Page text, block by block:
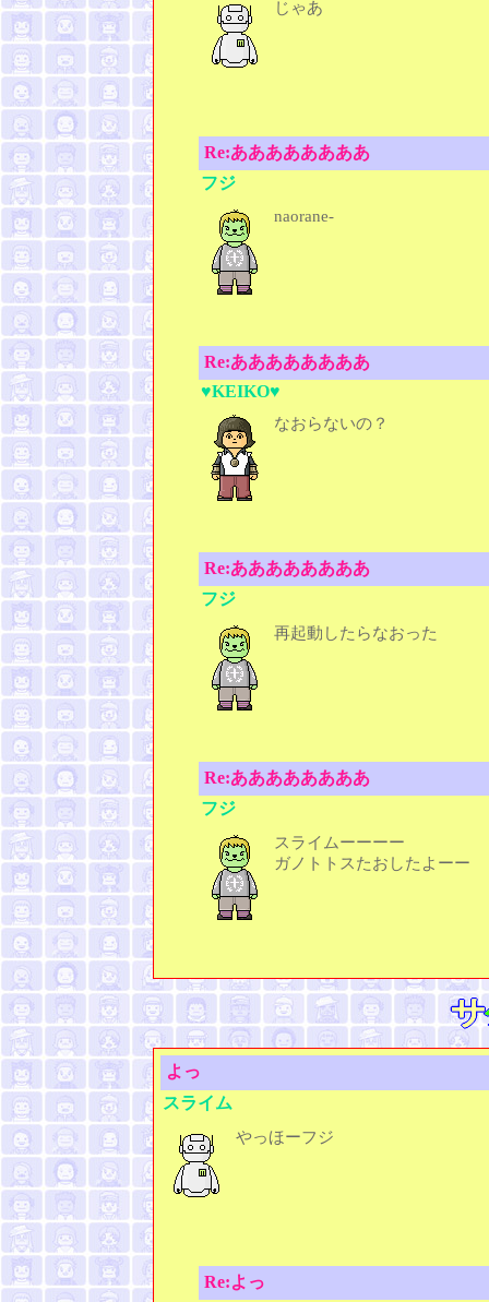
じゃあ
Re:ああああああああ
フジ
naorane-
Re:ああああああああ
♥KEIKO♥
なおらないの？
Re:ああああああああ
フジ
再起動したらなおった
Re:ああああああああ
フジ
スライムーーーー
ガノトトスたおしたよーー
よっ
スライム
やっほーフジ
Re:よっ